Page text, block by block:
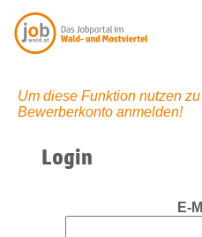
Um diese Funktion nutzen
Bewerberkonto anmelden!
Login
E-